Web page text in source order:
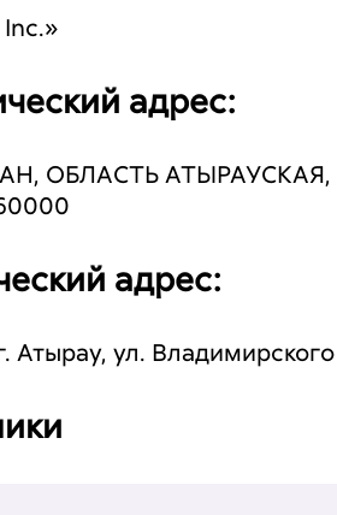
адрес:
ОБЛАСТЬ АТЫРАУСКАЯ,
адрес:
Атырау, ул.